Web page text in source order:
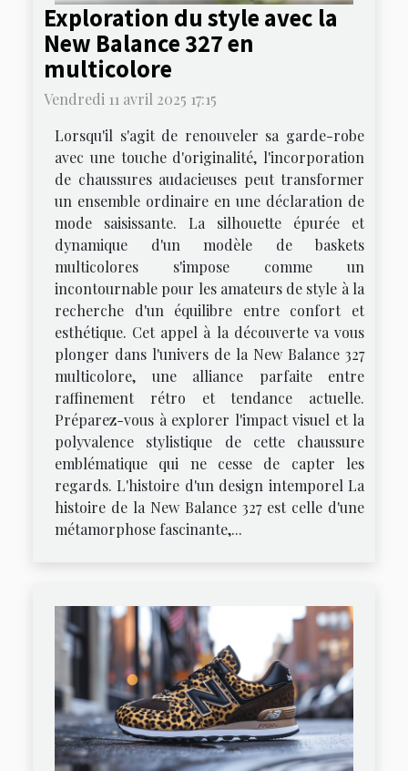
Exploration du style avec la
New Balance 327 en
multicolore
Vendredi 11 avril 2025 17:15
Lorsqu'il s'agit de renouveler sa garde-robe
avec une touche d'originalité, l'incorporation
de chaussures audacieuses peut transformer
un ensemble ordinaire en une déclaration de
mode saisissante. La silhouette épurée et
dynamique d'un modèle de baskets
multicolores s'impose comme un
incontournable pour les amateurs de style à la
recherche d'un équilibre entre confort et
esthétique. Cet appel à la découverte va vous
plonger dans l'univers de la New Balance 327
multicolore, une alliance parfaite entre
raffinement rétro et tendance actuelle.
Préparez-vous à explorer l'impact visuel et la
polyvalence stylistique de cette chaussure
emblématique qui ne cesse de capter les
regards. L'histoire d'un design intemporel La
histoire de la New Balance 327 est celle d'une
métamorphose fascinante,...